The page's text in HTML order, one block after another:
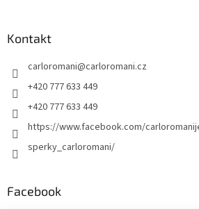
Kontakt
carloromani@carloromani.cz
+420 777 633 449
+420 777 633 449
https://www.facebook.com/
sperky_carloromani/
Facebook